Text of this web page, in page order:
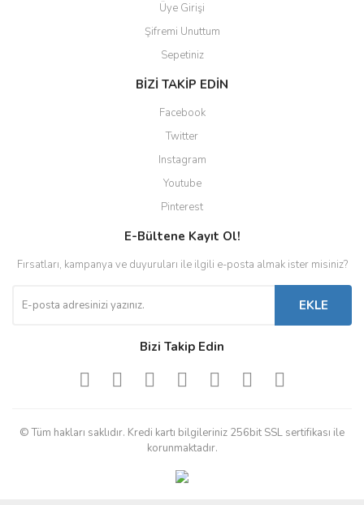
Üye Girişi
Şifremi Unuttum
Sepetiniz
BİZİ TAKİP EDİN
Facebook
Twitter
Instagram
Youtube
Pinterest
E-Bültene Kayıt Ol!
Fırsatları, kampanya ve duyuruları ile ilgili e-posta almak ister misiniz?
EKLE
Bizi Takip Edin
© Tüm hakları saklıdır. Kredi kartı bilgileriniz 256bit SSL sertifikası ile
korunmaktadır.